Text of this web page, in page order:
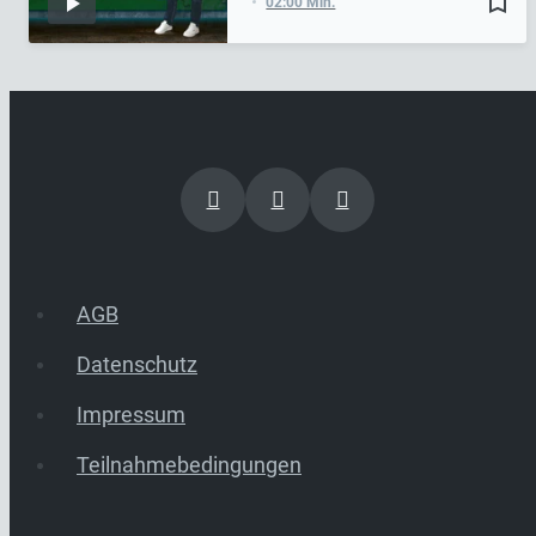
AGB
Datenschutz
Impressum
Teilnahmebedingungen